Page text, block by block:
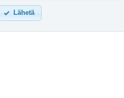
Lähetä